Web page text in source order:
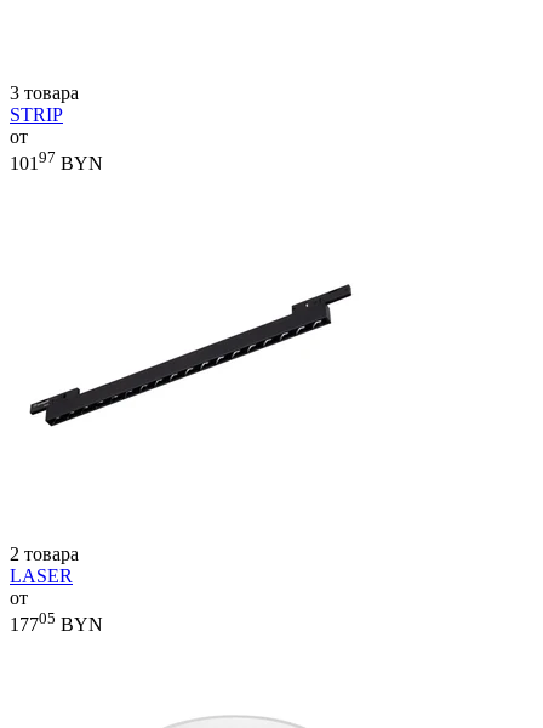
3 товара
STRIP
от
101 97 BYN
2 товара
LASER
от
17705 BYN